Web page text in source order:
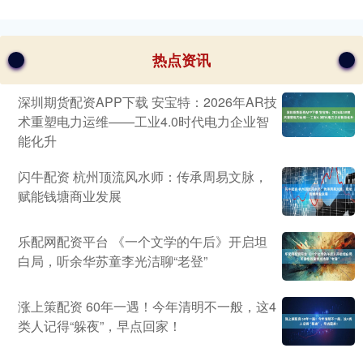
热点资讯
深圳期货配资APP下载 安宝特：2026年AR技
术重塑电力运维——工业4.0时代电力企业智
能化升
闪牛配资 杭州顶流风水师：传承周易文脉，
赋能钱塘商业发展
乐配网配资平台 《一个文学的午后》开启坦
白局，听余华苏童李光洁聊“老登”
涨上策配资 60年一遇！今年清明不一般，这4
类人记得“躲夜”，早点回家！